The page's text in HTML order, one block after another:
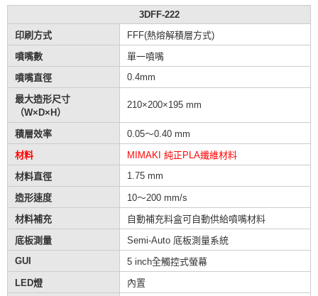
3DFF-222
印刷方式
FFF(熱熔解積層方式)
噴嘴數
單一噴嘴
噴嘴直徑
0.4mm
最大造形尺寸
（W×D×H）
210×200×195 mm
積層效率
0.05～0.40 mm
材料
MIMAKI 純正PLA纖維材料
材料直徑
1.75 mm
造形速度
10～200 mm/s
材料補充
自動補充料盒可自動供給噴嘴材料
底板測量
Semi-Auto 底板測量系統
GUI
5 inch全觸控式螢幕
LED燈
內置